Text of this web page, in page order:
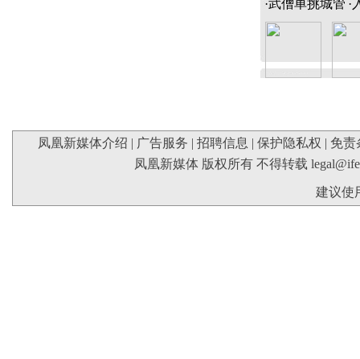
·武僧单挑城管 ·
凤凰新媒体介绍 | 广告服务 | 招聘信息 | 保护隐私权 | 免责
凤凰新媒体 版权所有 不得转载
建议使